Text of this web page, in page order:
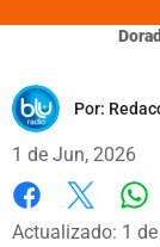
Por:
1 de Jun, 2026
Facebook
X
Actualizado: 1